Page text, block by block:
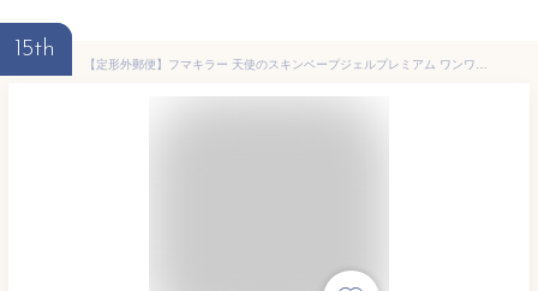
15th
【定形外郵便】フマキラー 天使のスキンベープジェルプレミアム ワンワンとうーたん (50g) ＜虫よけクリーム＞【医薬部外品】